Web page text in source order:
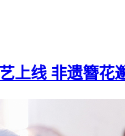
上线 非遗簪花